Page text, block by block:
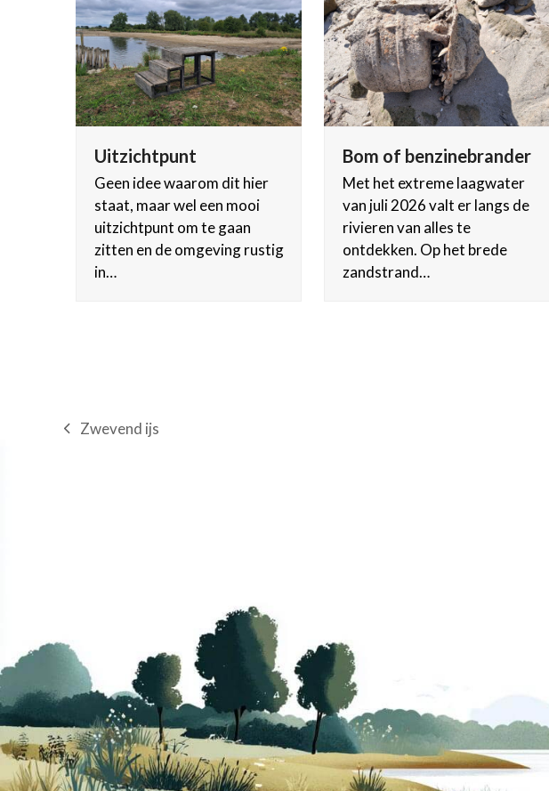
Uitzichtpunt
Geen idee waarom dit hier
staat, maar wel een mooi
uitzichtpunt om te gaan
zitten en de omgeving rustig
in…
Bom of benzinebrander
Met het extreme laagwater
van juli 2026 valt er langs de
rivieren van alles te
ontdekken. Op het brede
zandstrand…
previous
Zwevend ijs